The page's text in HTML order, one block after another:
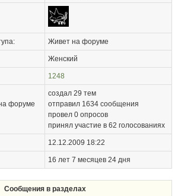
Живет на форуме
Женский
1248
форуме
создал 29 тем
отправил 1634 сообщения
провел 0 опросов
принял участие в 62 голосованиях
12.12.2009 18:22
16 лет 7 месяцев 24 дня
Сообщения в разделах